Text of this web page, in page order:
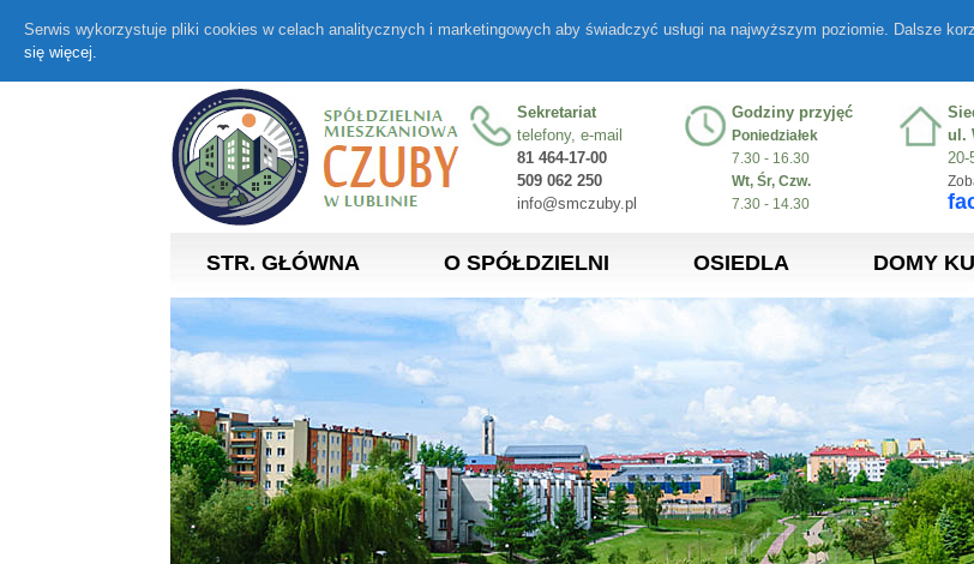
Sekretariat
telefony, e-mail
81 464-17-00
509 062 250
info@smczuby.pl
Godziny przyjęć
Poniedziałek
7.30 - 16.30
Wt, Śr, Czw.
7.30 - 14.30
ul.
20-
STR. GŁÓWNA O SPÓŁDZIELNI OSIEDLA DOMY
Serwis wykorzystuje pliki cookies w celach analitycznych i marketingowych aby świadczyć usługi na najwyższym poziomie. Dalsze
się więcej.